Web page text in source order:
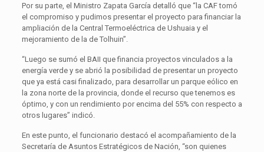
Por su parte, el Ministro Zapata García detalló que “la CAF tomó
el compromiso y pudimos presentar el proyecto para financiar la
ampliación de la Central Termoeléctrica de Ushuaia y el
mejoramiento de la de Tolhuin”.
“Luego se sumó el BAII que financia proyectos vinculados a la
energía verde y se abrió la posibilidad de presentar un proyecto
que ya está casi finalizado, para desarrollar un parque eólico en
la zona norte de la provincia, donde el recurso que tenemos es
óptimo, y con un rendimiento por encima del 55% con respecto a
otros lugares” indicó.
En este punto, el funcionario destacó el acompañamiento de la
Secretaría de Asuntos Estratégicos de Nación, “son quienes